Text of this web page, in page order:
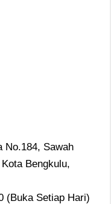
No.184, Sawah
Bengkulu,
(Buka Setiap Hari)